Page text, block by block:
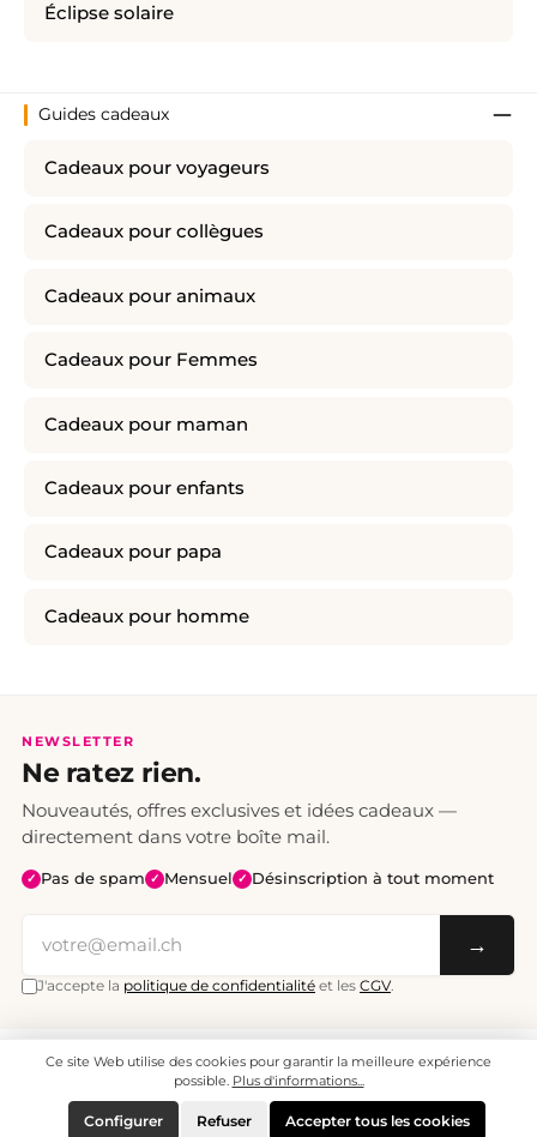
Éclipse solaire
Guides cadeaux
Cadeaux pour voyageurs
Cadeaux pour collègues
Cadeaux pour animaux
Cadeaux pour Femmes
Cadeaux pour maman
Cadeaux pour enfants
Cadeaux pour papa
Cadeaux pour homme
NEWSLETTER
Ne ratez rien.
Nouveautés, offres exclusives et idées cadeaux —
directement dans votre boîte mail.
✓ Pas de spam ✓ Mensuel ✓ Désinscription à tout moment
→
J'accepte la politique de confidentialité et les CGV.
Tous les prix sont TTC. Frais de port CHF 6.95, livraison gratuite dès CHF 70.
© 2008 - 2026 - enjoymedia.ch - Tous droits réservés.
Ce site Web utilise des cookies pour garantir la meilleure expérience
possible. Plus d'informations...
Refuser
Configurer Accepter tous les cookies